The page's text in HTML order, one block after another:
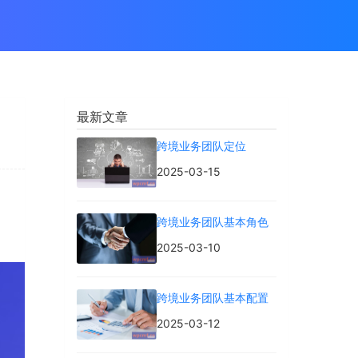
最新文章
跨境业务团队定位
2025-03-15
跨境业务团队基本角色
2025-03-10
跨境业务团队基本配置
2025-03-12